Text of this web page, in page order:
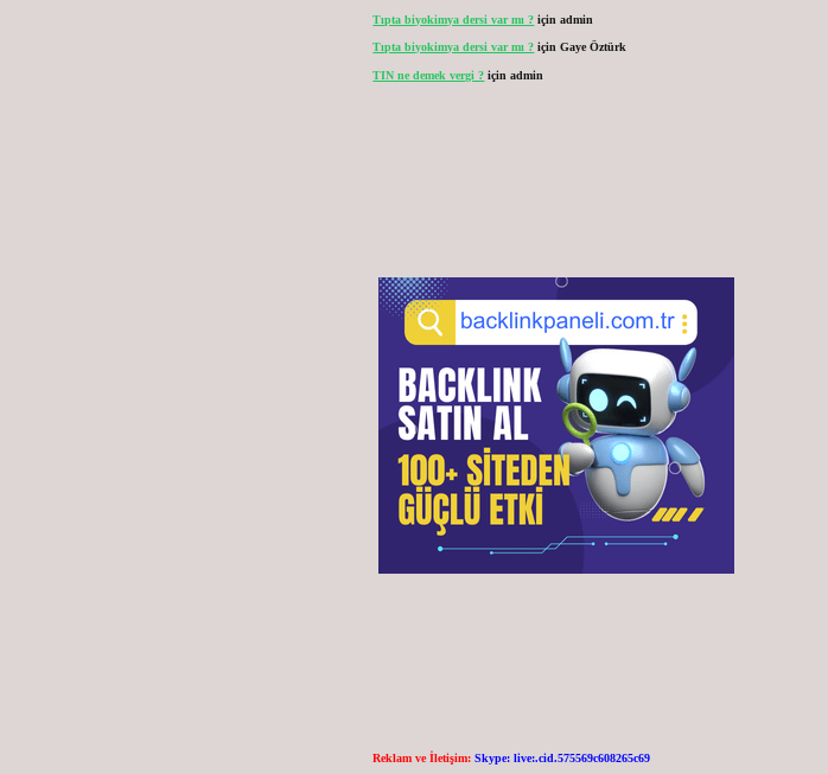
Tıpta biyokimya dersi var mı ? içinadmin
Tıpta biyokimya dersi var mı ? içinGaye Öztürk
TIN ne demek vergi ? içinadmin
Reklam ve İletişim: Skype: live:.cid.575569c608265c69